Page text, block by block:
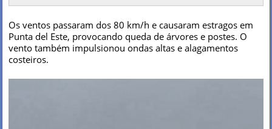
Os ventos passaram dos 80 km/h e causaram estragos em
Punta del Este, provocando queda de árvores e postes. O
vento também impulsionou ondas altas e alagamentos
costeiros.